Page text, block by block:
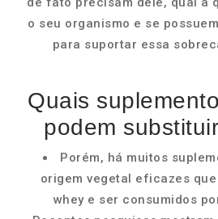
o seu organismo e se
para suportar essa
Quais
podem
Porém, há muitos
origem vegetal eficazes
whey e ser consumidos